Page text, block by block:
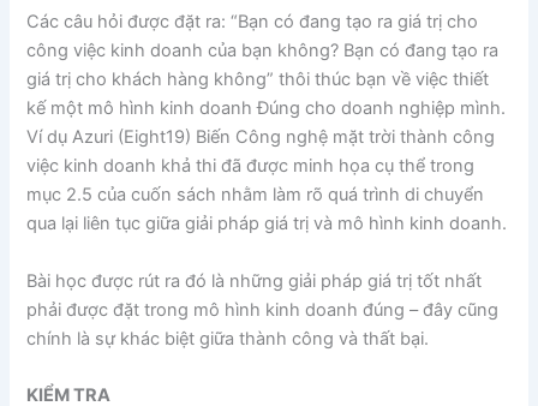
Các câu hỏi được đặt ra: “Bạn có đang tạo ra giá trị cho
công việc kinh doanh của bạn không? Bạn có đang tạo ra
giá trị cho khách hàng không” thôi thúc bạn về việc thiết
kế một mô hình kinh doanh Đúng cho doanh nghiệp mình.
Ví dụ Azuri (Eight19) Biến Công nghệ mặt trời thành công
việc kinh doanh khả thi đã được minh họa cụ thể trong
mục 2.5 của cuốn sách nhằm làm rõ quá trình di chuyển
qua lại liên tục giữa giải pháp giá trị và mô hình kinh doanh.
Bài học được rút ra đó là những giải pháp giá trị tốt nhất
phải được đặt trong mô hình kinh doanh đúng – đây cũng
chính là sự khác biệt giữa thành công và thất bại.
KIỂM TRA